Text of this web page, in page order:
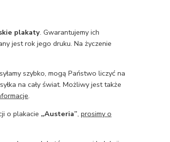
plakaty. Gwarantujemy ich
jest rok jego druku. Na życzenie
szybko, mogą Państwo liczyć na
na cały świat. Możliwy jest także
.
o plakacie „Austeria”, prosimy o